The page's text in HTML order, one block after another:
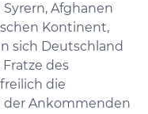
Afghanen
Kontinent,
sich Deutschland
des
die
der Ankommenden